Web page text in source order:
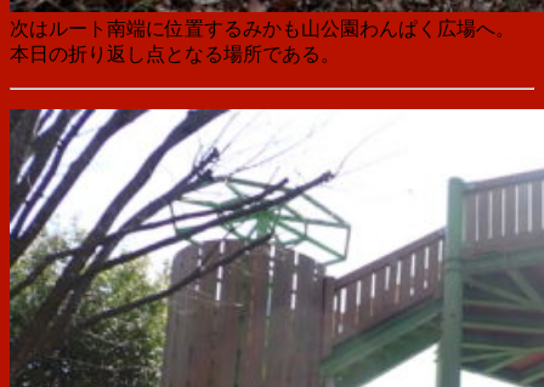
次はルート南端に位置するみかも山公園わんぱく広場へ。
本日の折り返し点となる場所である。